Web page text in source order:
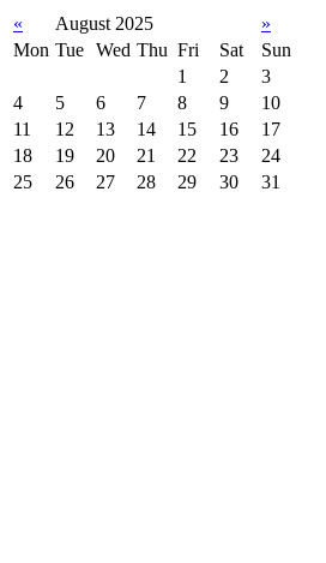
« August 2025
»
Mon Tue Wed Thu Fri Sat
Sun
1
2
3
4
5 6 7 8 9
10
11
12 13 14 15 16
17
18
19 20 21 22 23
24
25
26 27 28 29 30 31